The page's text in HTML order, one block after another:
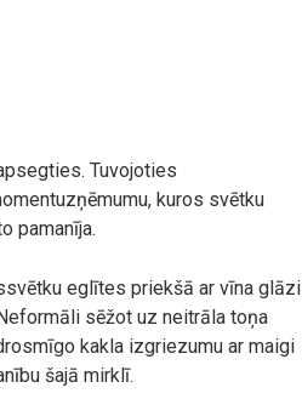
Tuvojoties
kuros svētku
pamanīja.
eglītes priekšā ar vīna glāzi
sēžot uz neitrāla toņa
kakla izgriezumu ar maigi
šajā mirklī.